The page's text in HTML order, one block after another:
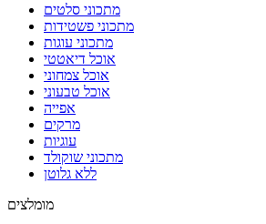
מתכוני סלטים
מתכוני פשטידות
מתכוני עוגות
אוכל דיאטטי
אוכל צמחוני
אוכל טבעוני
אפייה
מרקים
עוגיות
מתכוני שוקולד
ללא גלוטן
מומלצים